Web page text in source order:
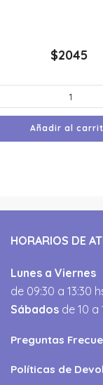
$2045
Añadir al
HORARIOS DE
Lunes a Viernes
de 09:30 a 13:30
Sábados de 10 a
Preguntas
Políticas de